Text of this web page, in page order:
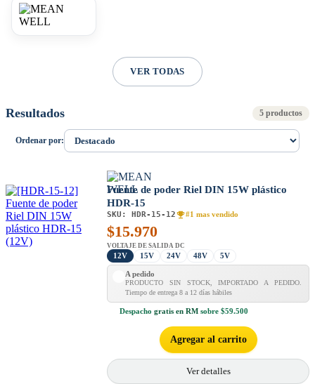
VER TODAS
Resultados 5 productos
Ordenar por:
Fuente de poder Riel DIN 15W plástico
HDR-15
SKU: HDR-15-12 #1 mas vendido
$15.970
VOLTAJE DE SALIDA DC
12V 15V 24V 48V 5V
A pedido
PRODUCTO SIN STOCK, IMPORTADO A PEDIDO.
Tiempo de entrega 8 a 12 días hábiles
Despacho gratis en RM sobre $59.500
Agregar al carrito
Ver detalles